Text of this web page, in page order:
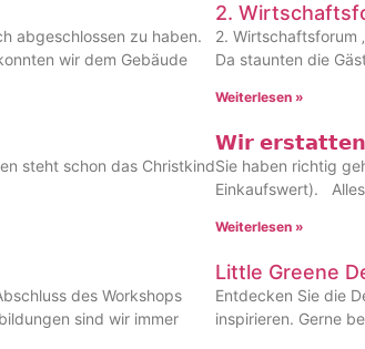
abgeschlossen zu haben.
wir dem Gebäude
2.
2. Wirtschaftsforum
Da staunten die
Weiterlesen »
steht schon das Christkind
𝗪𝗶𝗿
Sie haben richtig
Einkaufswert).
Weiterlesen »
des Workshops
sind wir immer
Little Greene
Entdecken Sie die
inspirieren. Gerne